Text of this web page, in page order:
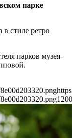
парке
в стиле ретро
парков музея-
1200